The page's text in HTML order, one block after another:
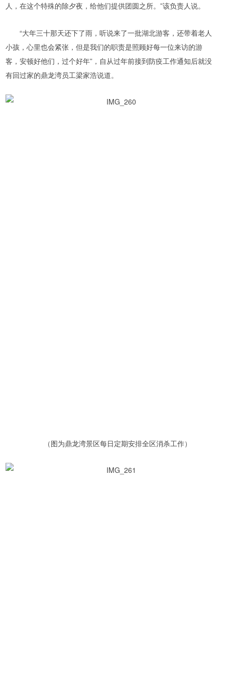
人，在这个特殊的除夕夜，给他们提供团圆之所。”该负责人说。
“大年三十那天还下了雨，听说来了一批湖北游客，还带着老人
小孩，心里也会紧张，但是我们的职责是照顾好每一位来访的游
客，安顿好他们，过个好年”，自从过年前接到防疫工作通知后就没
有回过家的鼎龙湾员工梁家浩说道。
（图为鼎龙湾景区每日定期安排全区消杀工作）